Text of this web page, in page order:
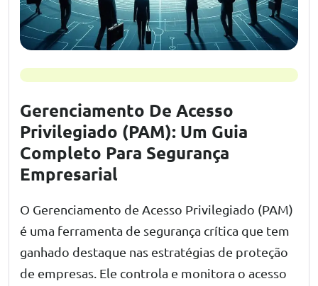
Gerenciamento De Acesso
Privilegiado (PAM): Um Guia
Completo Para Segurança
Empresarial
O Gerenciamento de Acesso Privilegiado (PAM)
é uma ferramenta de segurança crítica que tem
ganhado destaque nas estratégias de proteção
de empresas. Ele controla e monitora o acesso